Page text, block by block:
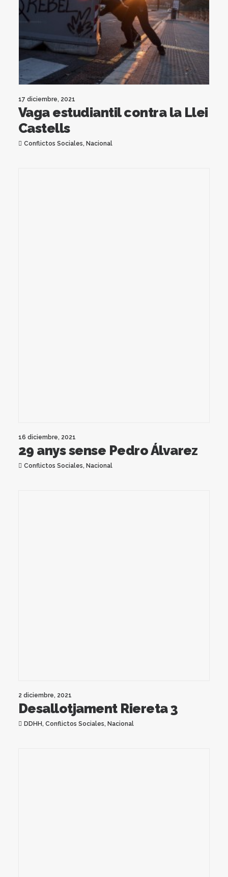
17 diciembre, 2021
Vaga estudiantil contra la Llei
Castells
Conflictos Sociales, Nacional
16 diciembre, 2021
29 anys sense Pedro Álvarez
Conflictos Sociales, Nacional
2 diciembre, 2021
Desallotjament Riereta 3
DDHH, Conflictos Sociales, Nacional